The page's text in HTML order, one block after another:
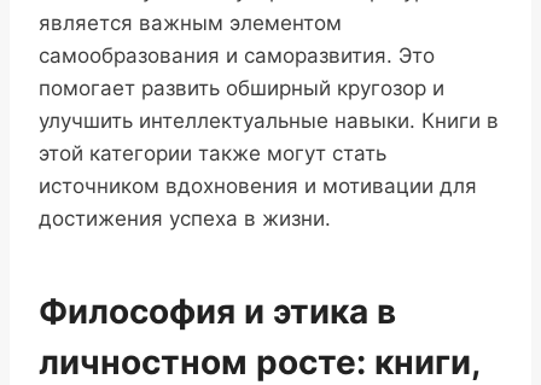
является важным элементом
самообразования и саморазвития. Это
помогает развить обширный кругозор и
улучшить интеллектуальные навыки. Книги в
этой категории также могут стать
источником вдохновения и мотивации для
достижения успеха в жизни.
Философия и этика в
личностном росте: книги,